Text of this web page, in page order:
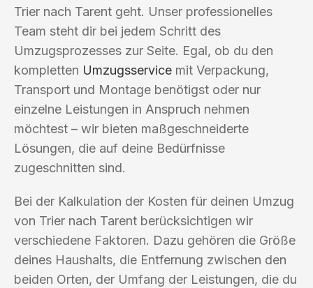
Trier nach Tarent geht. Unser professionelles
Team steht dir bei jedem Schritt des
Umzugsprozesses zur Seite. Egal, ob du den
kompletten Umzugsservice mit Verpackung,
Transport und Montage benötigst oder nur
einzelne Leistungen in Anspruch nehmen
möchtest – wir bieten maßgeschneiderte
Lösungen, die auf deine Bedürfnisse
zugeschnitten sind.
Bei der Kalkulation der Kosten für deinen Umzug
von Trier nach Tarent berücksichtigen wir
verschiedene Faktoren. Dazu gehören die Größe
deines Haushalts, die Entfernung zwischen den
beiden Orten, der Umfang der Leistungen, die du